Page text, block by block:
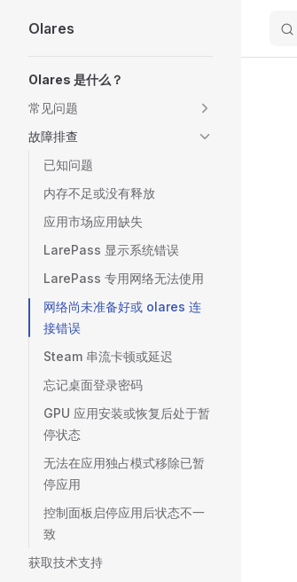
Skip to content
Olares
Olares 是什么？
常见问题
故障排查
已知问题
内存不足或没有释放
应用市场应用缺失
LarePass 显示系统错误
LarePass 专用网络无法使用
网络尚未准备好或 olares 连
接错误
Steam 串流卡顿或延迟
忘记桌面登录密码
GPU 应用安装或恢复后处于暂
停状态
无法在应用独占模式移除已暂
停应用
控制面板启停应用后状态不一
致
获取技术支持